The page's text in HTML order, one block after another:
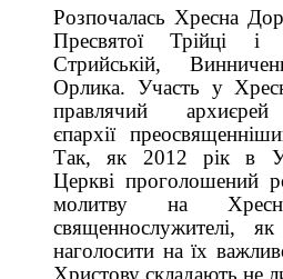
Розпочалась Хресна
Пресвятої Трійці і
Стрийській,
Орлика. Участь у
правлячий архиєрей
єпархії
Так, як 2012 рік в
Церкві проголошений
молитву на
священнослужителі,
наголосити на їх